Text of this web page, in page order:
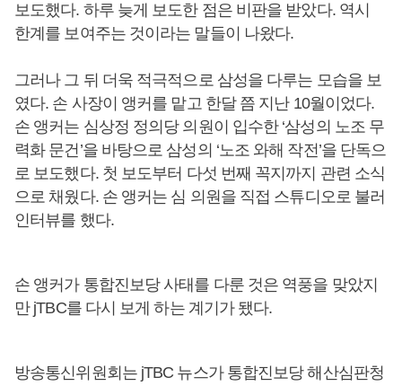
보도했다. 하루 늦게 보도한 점은 비판을 받았다. 역시
한계를 보여주는 것이라는 말들이 나왔다.
그러나 그 뒤 더욱 적극적으로 삼성을 다루는 모습을 보
였다. 손 사장이 앵커를 맡고 한달 쯤 지난 10월이었다.
손 앵커는 심상정 정의당 의원이 입수한 ‘삼성의 노조 무
력화 문건’을 바탕으로 삼성의 ‘노조 와해 작전’을 단독으
로 보도했다. 첫 보도부터 다섯 번째 꼭지까지 관련 소식
으로 채웠다. 손 앵커는 심 의원을 직접 스튜디오로 불러
인터뷰를 했다.
손 앵커가 통합진보당 사태를 다룬 것은 역풍을 맞았지
만 jTBC를 다시 보게 하는 계기가 됐다.
방송통신위원회는 jTBC 뉴스가 통합진보당 해산심판청